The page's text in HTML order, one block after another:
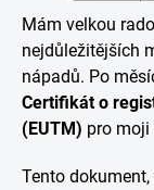
Mám velkou
nejdůležitějších
nápadů. Po
Certifikát o
(EUTM) pro moji
Tento